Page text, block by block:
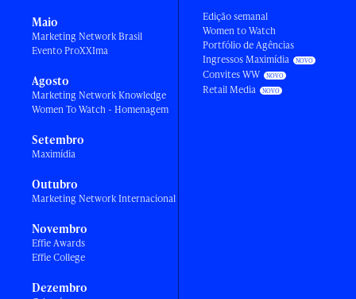
Maio
Marketing Network Brasil
Evento ProXXIma
Agosto
Marketing Network Knowledge
Women To Watch - Homenagem
Setembro
Maximídia
Outubro
Marketing Network Internacional
Novembro
Effie Awards
Effie College
Dezembro
Edição semanal
Women to Watch
Portfólio de Agências
Ingressos Maximídia
Convites WW
Retail Media